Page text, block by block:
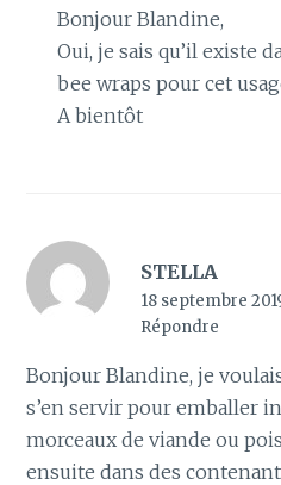
Bonjour Blandine,
Oui, je sais qu’il existe
bee wraps pour cet
A bientôt
STELLA
18 septembre
Répondre
Bonjour Blandine, je
s’en servir pour emballer
morceaux de viande ou
ensuite dans des